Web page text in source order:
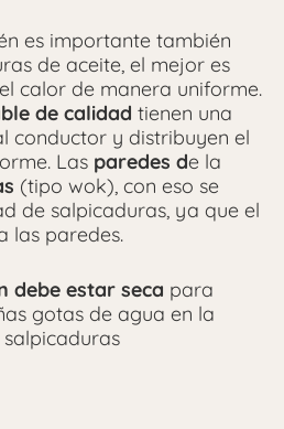
es importante también
de aceite, el mejor es
calor de manera uniforme.
de calidad tienen una
conductor y distribuyen el
Las paredes de la
(tipo wok), con eso se
de salpicaduras, ya que el
las paredes.
debe estar seca para
gotas de agua en la